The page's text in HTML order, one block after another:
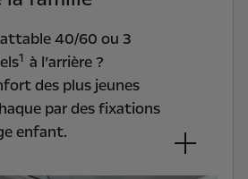
40/60 ou 3
1 à l’arrière ?
des plus jeunes
par des fixations
enfant.